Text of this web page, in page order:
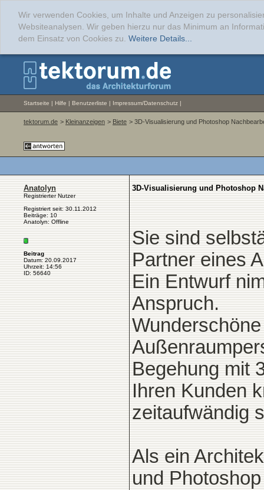
Wir verwenden Cookies, um Inhalte und Anzeigen zu
Websiteanalysen. Wir geben hierzu nur das Minimum an
dem Einsatz von Cookies zu. Weitere Details...
Startseite | Hilfe | Benutzerliste | Impressum/Datenschutz |
tektorum.de > Kleinanzeigen > Biete > 3D-Visualisierung und Photoshop
Anatolyn
Registrierter Nutzer
Registriert seit: 30.11.2012
Beiträge: 10
Anatolyn: Offline
Beitrag
Datum: 20.09.2017
Uhrzeit: 14:56
ID: 56640
3D-Visualisierung und Photoshop
Sie sind
Partner eines
Ein Entwurf
Anspruch.
Begehung mit
Ihren Kunden
zeitaufwändig
Als ein
und